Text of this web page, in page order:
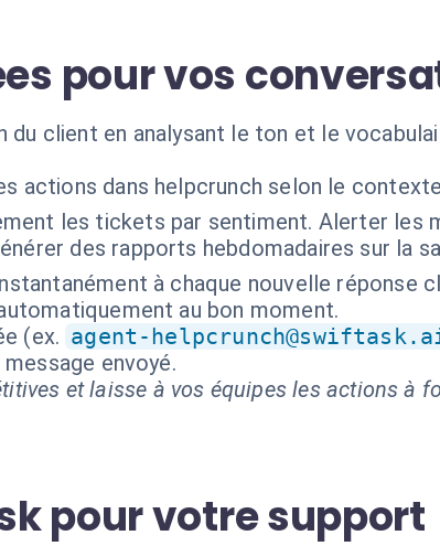
pour vos
client en analysant le ton et le
actions dans helpcrunch selon le
les tickets par sentiment. Alerter les
des rapports hebdomadaires sur la
à chaque nouvelle réponse
au bon moment.
(ex. agent-
envoyé.
et laisse à vos équipes les actions à
pour votre support